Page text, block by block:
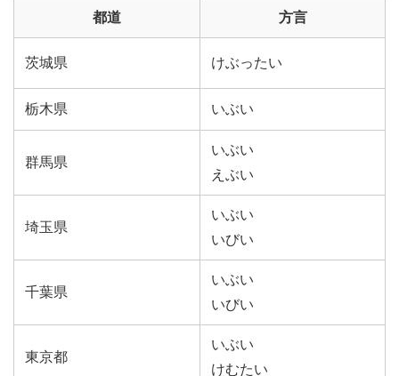
都道 方言
茨城県 けぶったい
栃木県 いぶい
群馬県
いぶい
えぶい
埼玉県
いぶい
いびい
千葉県
いぶい
いびい
東京都
いぶい
けむたい